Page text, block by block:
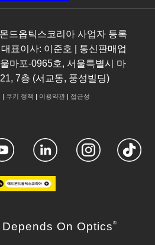
드옵틱스코리아 사업자 등록
표이사: 이준호 | 통신판매업
마포-0965호, 서울특별시 마
7층 (서교동, 풍성빌딩)
| 쿠키 정책 | 이용약관| 접근성
Depends On Optics ®